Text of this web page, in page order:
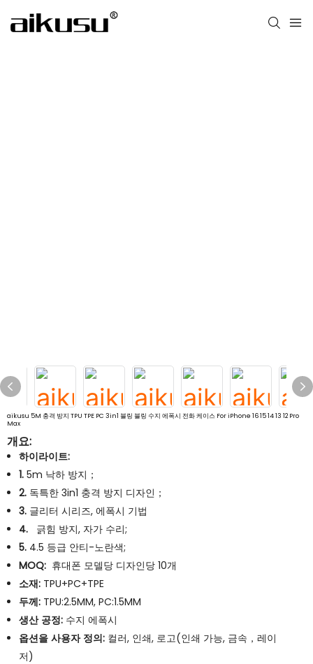
aikusu 5M 충격 방지 TPU TPE PC 3in1 블링 블링 수지 에폭시 전화 케이스 For iPhone 16 15 14 13 12 Pro
Max
개요:
하이라이트:
1. 5m 낙하 방지；
2. 독특한 3in1 충격 방지 디자인；
3. 글리터 시리즈, 에폭시 기법
4.
긁힘 방지, 자가 수리;
5. 4.5 등급 안티-노란색;
MOQ: 휴대폰 모델당 디자인당 10개
소재: TPU+PC+TPE
두께: TPU:2.5MM, PC:1.5MM
생산 공정: 수지 에폭시
옵션을 사용자 정의: 컬러, 인쇄, 로고(인쇄 가능, 금속，레이
저)